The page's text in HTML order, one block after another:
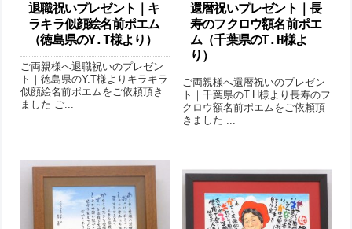
退職祝いプレゼント｜キ
ラキラ似顔絵名前ポエム
（徳島県のY.T様より ）
ご両親様へ退職祝いのプレゼン
ト｜徳島県のY.T様よりキラキラ
似顔絵名前ポエムをご依頼頂き
ました ご...
還暦祝いプレゼント｜長
寿のフクロウ額名前ポエ
ム（千葉県のT.H様よ
り ）
ご両親様へ還暦祝いのプレゼン
ト｜千葉県のT.H様より長寿のフ
クロウ額名前ポエムをご依頼頂
きました ...